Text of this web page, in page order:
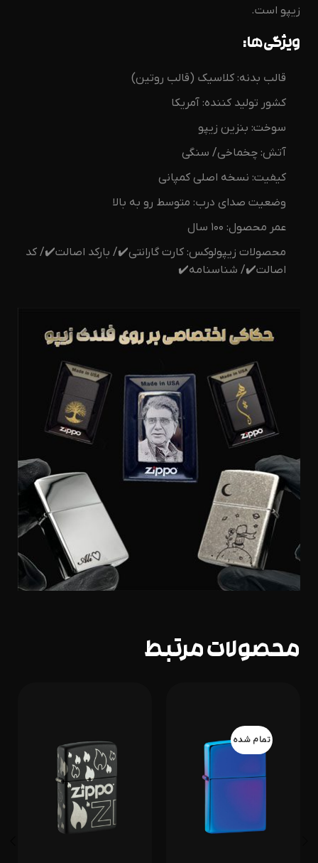
زیپو است.
ویژگی‌ها:
قالب بدنه: کلاسیک (قالب روتین)
کشور تولید کننده: آمریکا
سوخت: بنزین زیپو
آتش: چخماخی/ سنگی
کیفیت: نسخه اصلی کمپانی
وضعیت صدای درب: متوسط رو به بالا
عمر محصول: ۱۰۰ سال
محصولات زیپولوکس: کارت گارانتی✔️/ بارکد اصالت✔️/ کد
اصالت✔️/ شناسنامه✔️
محصولات مرتبط
تمام شده